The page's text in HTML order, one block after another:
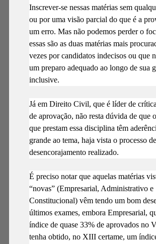
Inscrever-se nessas matérias sem
ou por uma visão parcial do que é a
um erro. Mas não podemos perder o
essas são as duas matérias mais
vezes por candidatos indecisos ou que
um preparo adequado ao longo de sua
inclusive.
Já em Direito Civil, que é líder de
de aprovação, não resta dúvida de que
que prestam essa disciplina têm
grande ao tema, haja vista o processo de
desencorajamento realizado.
É preciso notar que aquelas matérias
“novas” (Empresarial, Administrativo e
Constitucional) vêm tendo um bom
últimos exames, embora Empresarial,
índice de quase 33% de aprovados no
tenha obtido, no XIII certame, um